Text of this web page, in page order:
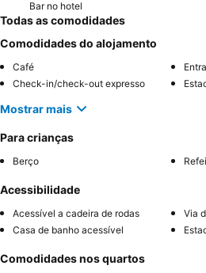
Bar no hotel
Todas as comodidades
Comodidades do alojamento
Café
Check-in/check-out expresso
Mostrar mais
Para crianças
Berço
Acessibilidade
Acessível a cadeira de rodas
Via
Casa de banho acessível
Comodidades nos quartos